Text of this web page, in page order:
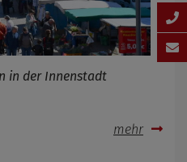
in der Innenstadt
mehr